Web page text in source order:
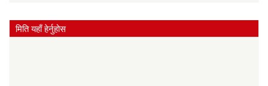
मिति यहाँ हेर्नुहोस